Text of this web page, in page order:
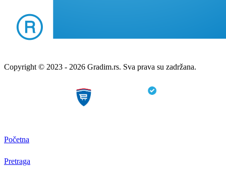
Copyright © 2023 - 2026 Gradim.rs. Sva prava su zadržana.
Početna
Pretraga